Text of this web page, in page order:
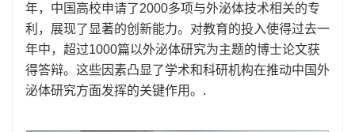
年，中国高校申请了2000多项与外泌体技术相关的专
利，展现了显著的创新能力。对教育的投入使得过去一
年中，超过1000篇以外泌体研究为主题的博士论文获
得答辩。这些因素凸显了学术和科研机构在推动中国外
泌体研究方面发挥的关键作用。.